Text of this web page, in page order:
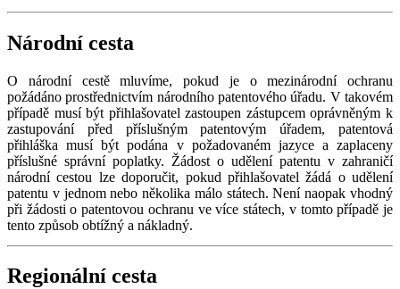
Národní cesta
O národní cestě mluvíme, pokud je o mezinárodní ochranu
požádáno prostřednictvím národního patentového úřadu. V takovém
případě musí být přihlašovatel zastoupen zástupcem oprávněným k
zastupování před příslušným patentovým úřadem, patentová
přihláška musí být podána v požadovaném jazyce a zaplaceny
příslušné správní poplatky. Žádost o udělení patentu v zahraničí
národní cestou lze doporučit, pokud přihlašovatel žádá o udělení
patentu v jednom nebo několika málo státech. Není naopak vhodný
při žádosti o patentovou ochranu ve více státech, v tomto případě je
tento způsob obtížný a nákladný.
Regionální cesta